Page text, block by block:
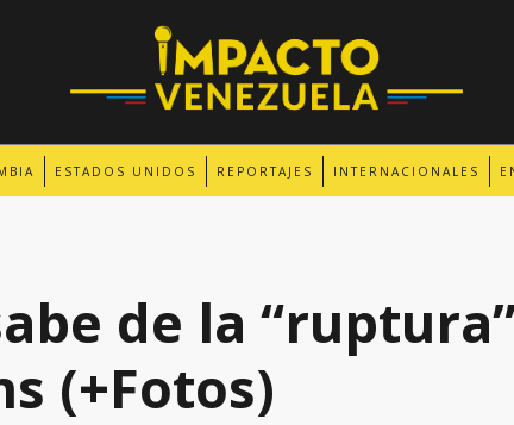
ESTADOS UNIDOS REPORTAJES INTERNACIONALES
de la
(+Fotos)